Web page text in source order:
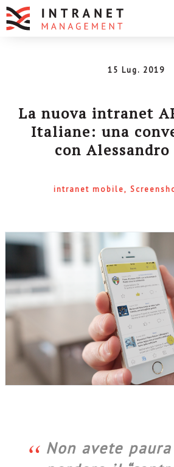
15 Lug. 2019
La nuova intranet
Italiane: una
con Alessandro
intranet mobile
Non avete